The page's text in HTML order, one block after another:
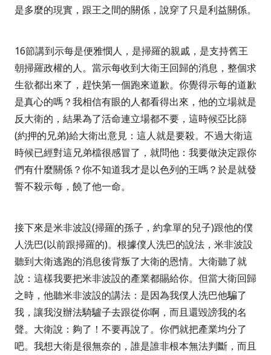
是多麼的現實，跟王之間的關係，說穿了只是利益關係。
16節講到示每是便雅憫人，是掃羅的親戚，是支持舊王
朝掃羅政權的人。當示每收到大衛王回歸的消息，整個求
生欲都出來了，趕快第一個跑來道歉。你覺得示每的道歉
是真心的嗎？我相信有眼的人都看得出來，他的立場就是
反大衛的，結果為了活命連立場都不要，這時候亞比篩
(約押的兄弟)給大衛出意見：這人就是要殺。不過大衛這
時候已經對這兄弟檔很感冒了，就問他：我要做決定跟你
們有什麼關係？你不知道我才是以色列的王嗎？於是就發
誓不殺示每，饒了他一命。
接下來是米非波設(掃羅的孫子，約拿單的兒子)跟他的僕
人洗巴(以前跟掃羅的)。根據僕人洗巴的說法，米非波設
聽到大衛逃跑的消息後背叛了大衛的恩情。大衛聽了就
說：這樣我要把米非波設的產業都賜給你。但當大衛回歸
之時，他聽米非波設的講法：是因為我僕人洗巴他騙了
我，讓我沒辦法騎驢子去跟從你啊，而且還毀謗我的名
聲。大衛說：夠了！不要再說了。你們就把產業均分了
吧。我想大衛是很無奈的，誰是誰非根本無法判斷，而且